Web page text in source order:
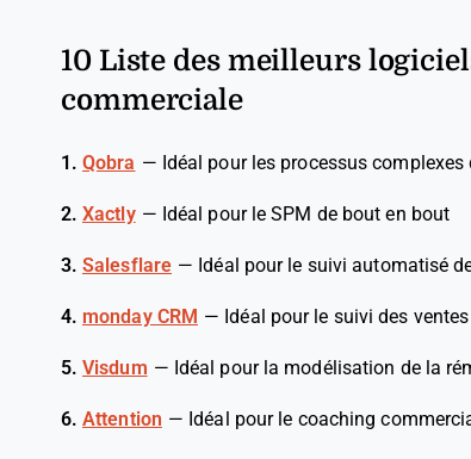
10 Liste des meilleurs
commerciale
1. Qobra — Idéal pour les processus
2. Xactly — Idéal pour le SPM de bout en bout
3. Salesflare — Idéal pour le suivi automatisé
4. monday CRM — Idéal pour le suivi des
5. Visdum — Idéal pour la modélisation de la
6. Attention — Idéal pour le coaching